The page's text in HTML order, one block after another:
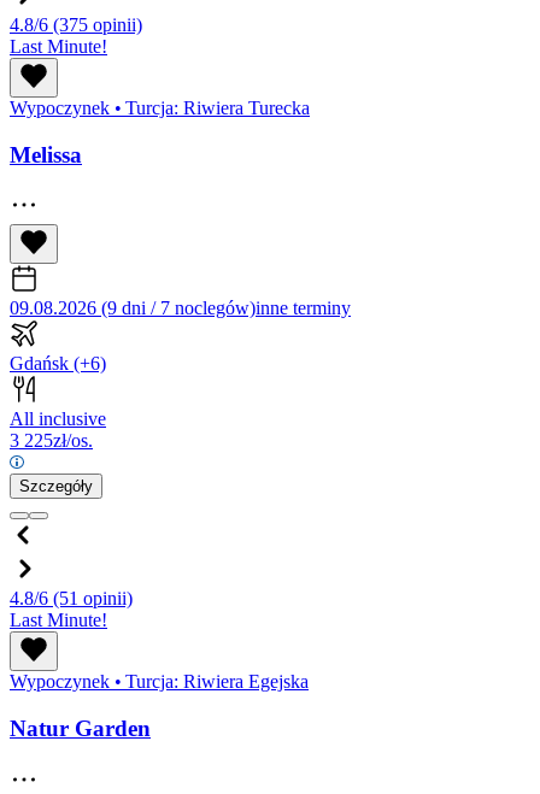
4.8/6 (375 opinii)
Last Minute!
Wypoczynek • Turcja: Riwiera Turecka
Melissa
09.08.2026 (9 dni / 7 noclegów)inne terminy
Gdańsk (+6)
All inclusive
3 225zł/os.
Szczegóły
4.8/6 (51 opinii)
Last Minute!
Wypoczynek • Turcja: Riwiera Egejska
Natur Garden